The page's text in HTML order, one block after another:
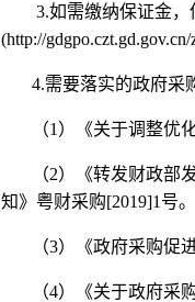
3.如需缴纳保证金，
(http://
4.需要落实的政府采
（1 ）《关于调整优
（2）《转发财政部
知》粤财采购[2019]1 号。
（3）《政府采购促
（4）《关于政府采